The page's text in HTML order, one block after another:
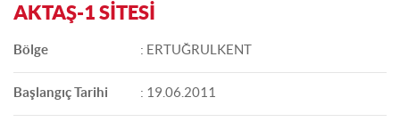
AKTAŞ-1 SİTESİ
Bölge : ERTUĞRULKENT
Başlangıç Tarihi : 19.06.2011